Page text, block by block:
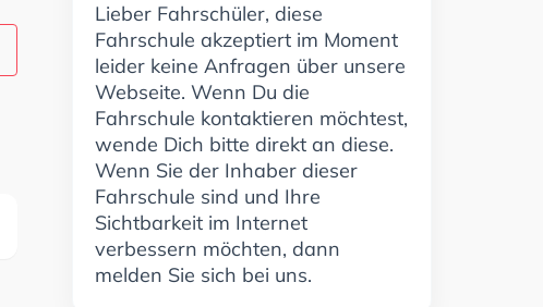
Lieber Fahrschüler, diese
Fahrschule akzeptiert im Moment
leider keine Anfragen über unsere
Webseite. Wenn Du die
Fahrschule kontaktieren möchtest,
wende Dich bitte direkt an diese.
Wenn Sie der Inhaber dieser
Fahrschule sind und Ihre
Sichtbarkeit im Internet
verbessern möchten, dann
melden Sie sich bei uns.